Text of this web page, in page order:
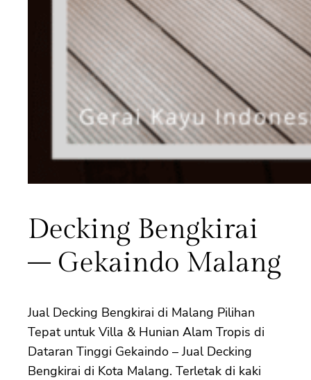
Decking Bengkirai
– Gekaindo Malang
Jual Decking Bengkirai di Malang Pilihan
Tepat untuk Villa & Hunian Alam Tropis di
Dataran Tinggi Gekaindo – Jual Decking
Bengkirai di Kota Malang. Terletak di kaki